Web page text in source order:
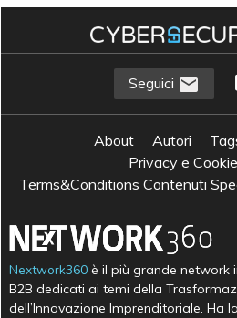
Seguici
About Autori
Privacy e
Terms&Conditions Contenuti
Nextwork360 è il più grande network
B2B dedicati ai temi della
dell’Innovazione Imprenditoriale. Ha